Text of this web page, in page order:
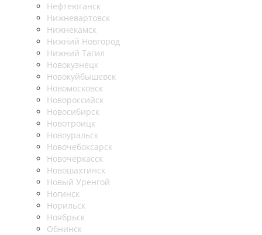
Нефтеюганск
Нижневартовск
Нижнекамск
Нижний Новгород
Нижний Тагил
Новокузнецк
Новокуйбышевск
Новомосковск
Новороссийск
Новосибирск
Новотроицк
Новоуральск
Новочебоксарск
Новочеркасск
Новошахтинск
Новый Уренгой
Ногинск
Норильск
Ноябрьск
Обнинск